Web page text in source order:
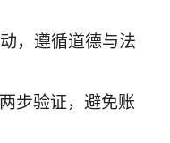
，遵循道德与法
步验证，避免账